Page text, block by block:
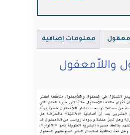
معلومات إضافية
واللاّمعقول